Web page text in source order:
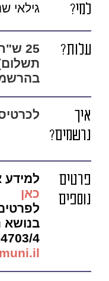
למי? גילאי
עלות?
25
איך
נרשמים?
פרטים
נוספים
למידע
כאן
בנושא
4 |